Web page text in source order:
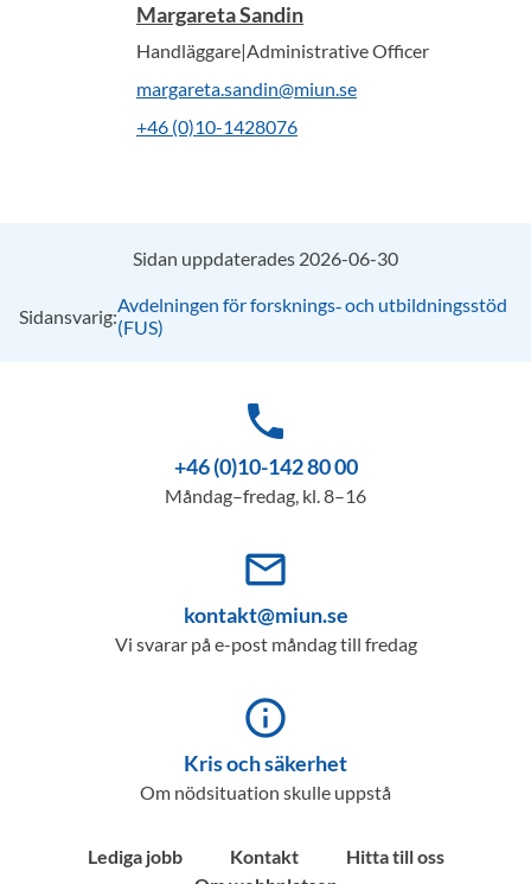
Margareta Sandin
Handläggare|Administrative Officer
margareta.sandin@miun.se
+46 (0)10-1428076
Sidan uppdaterades 2026-06-30
Sidansvarig:Avdelningen för forsknings‑ och utbildningsstöd
(FUS)
phone
+46 (0)10-142 80 00
Måndag–fredag, kl. 8–16
mail_outline
kontakt@miun.se
Vi svarar på e-post måndag till fredag
info_outline
Kris och säkerhet
Om nödsituation skulle uppstå
Lediga jobb Kontakt
Hitta till oss